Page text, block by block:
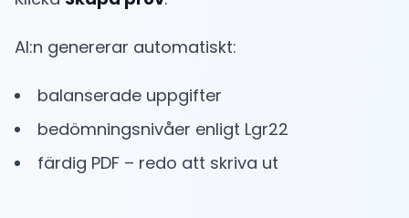
AI:n genererar automatiskt:
balanserade uppgifter
bedömningsnivåer enligt Lgr22
färdig PDF – redo att skriva ut